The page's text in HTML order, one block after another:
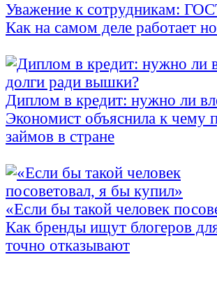
Уважение к сотрудникам:
Как на самом деле работает
Диплом в кредит: нужно ли
Экономист объяснила к чему
займов в стране
«Если бы такой человек
Как бренды ищут блогеров
точно отказывают